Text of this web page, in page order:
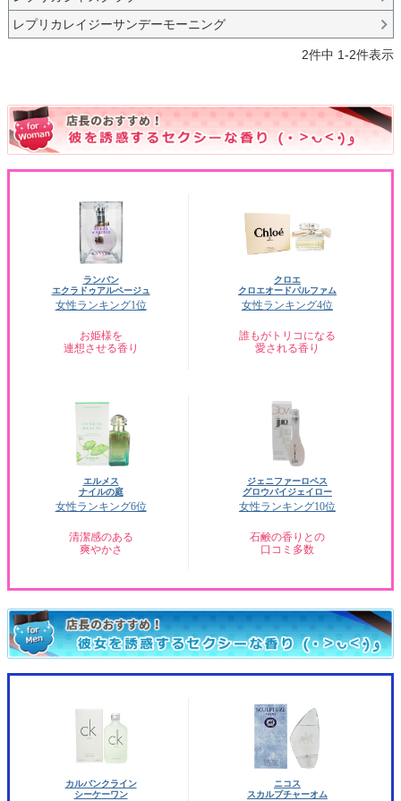
レプリカレイジーサンデーモーニング
2件中 1-2件表示
ランバン
エクラドゥアルページュ
女性ランキング1位
お姫様を
連想させる香り
クロエ
クロエオードパルファム
女性ランキング4位
誰もがトリコになる
愛される香り
エルメス
ナイルの庭
女性ランキング6位
清潔感のある
爽やかさ
ジェニファーロペス
グロウバイジェイロー
女性ランキング10位
石鹸の香りとの
口コミ多数
カルバンクライン
シーケーワン
ニコス
スカルプチャーオム